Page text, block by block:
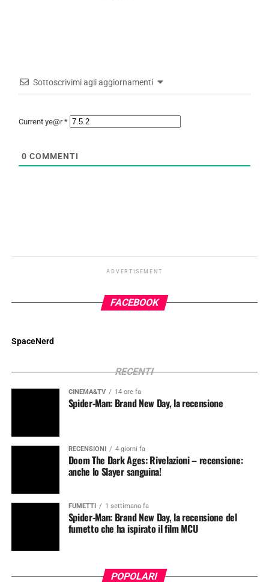
Sottoscrivimi agli aggiornamenti
Current ye@r*
0 COMMENTI
ADVERTISEMENT
FACEBOOK
SpaceNerd
RECENTI
CINEMA&TV 14 ore fa
Spider-Man: Brand New Day, la recensione
RECENSIONI 4 giorni fa
Doom The Dark Ages: Rivelazioni – recensione:
anche lo Slayer sanguina!
FUMETTI 1 settimana fa
Spider-Man: Brand New Day, la recensione del
fumetto che ha ispirato il film MCU
POPOLARI